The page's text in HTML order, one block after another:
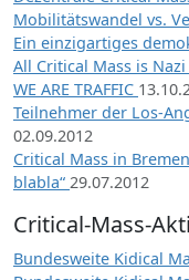
Mobilitätswandel vs.
Ein einzigartiges
All Critical Mass is Nazi
WE ARE TRAFFIC
Teilnehmer der Los-
02.09.2012
Critical Mass in
blabla“ 29.07.2012
Critical-Mass-
Bundesweite Kidical